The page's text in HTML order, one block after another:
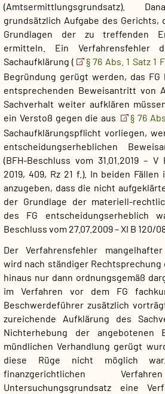
(Amtsermittlungsgrundsatz).
grundsätzlich Aufgabe des Gerichts,
Grundlagen der zu treffenden
ermitteln. Ein Verfahrensfehler
Sachaufklärung (
§ 76 Abs. 1 Satz 1
Begründung gerügt werden, das FG
entsprechenden Beweisantritt von
Sachverhalt weiter aufklären
ein Verstoß gegen die aus
§ 76
Sachaufklärungspflicht vorliegen,
entscheidungserheblichen
(BFH-Beschluss vom 31.01.2019 – V
2019, 409, Rz 21 f.). In beiden
anzugeben, dass die nicht
der Grundlage der materiell-
des FG entscheidungserheblich
Beschluss vom 27.07.2009 – XI B 120/
Der Verfahrensfehler mangelhafter
wird nach ständiger Rechtsprechung
hinaus nur dann ordnungsgemäß
im Verfahren vor dem FG
Beschwerdeführer zusätzlich
zureichende Aufklärung des
Nichterhebung der angebotenen
mündlichen Verhandlung gerügt
diese Rüge nicht möglich
finanzgerichtlichen
Untersuchungsgrundsatz eine